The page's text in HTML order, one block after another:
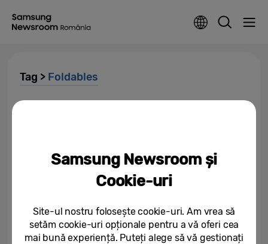
Tag > Foldables
06/08/2026
Seria Galaxy Z de la Samsung
06/08/2026
Samsung Newsroom și
Cookie-uri
Site-ul nostru folosește cookie-uri. Am vrea să
setăm cookie-uri opționale pentru a vă oferi cea
mai bună experiență. Puteți alege să vă gestionați